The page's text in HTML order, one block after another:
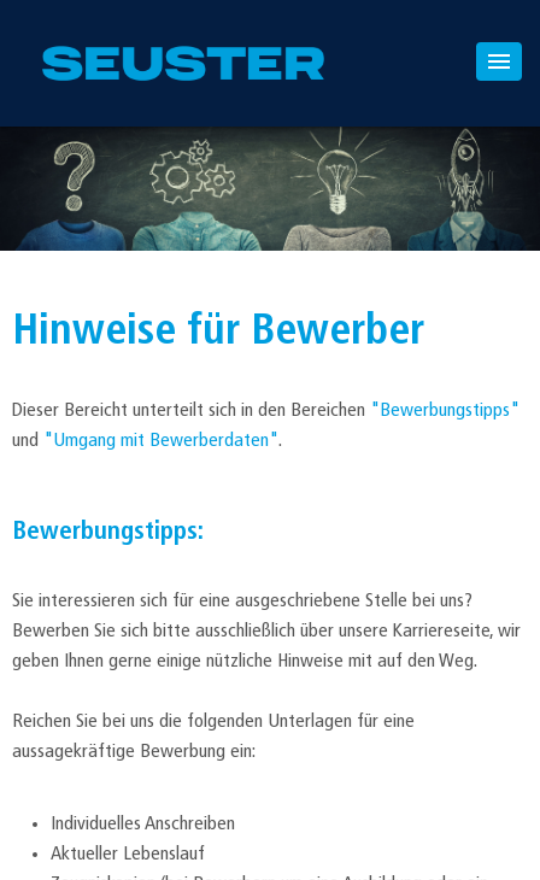
Hinweise für Bewerber
Dieser Bereicht unterteilt sich in den Bereichen "Bewerbungstipps"
und "Umgang mit Bewerberdaten".
Bewerbungstipps:
Sie interessieren sich für eine ausgeschriebene Stelle bei uns?
Bewerben Sie sich bitte ausschließlich über unsere Karriereseite, wir
geben Ihnen gerne einige nützliche Hinweise mit auf den Weg.
Reichen Sie bei uns die folgenden Unterlagen für eine
aussagekräftige Bewerbung ein:
Individuelles Anschreiben
Aktueller Lebenslauf